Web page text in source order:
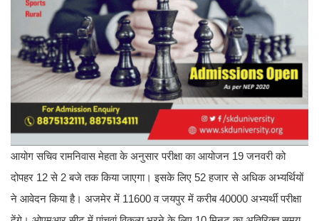
आयोग सचिव रामनिवास मेहता के अनुसार परीक्षा का आयोजन 19 जनवरी को
दोपहर 12 से 2 बजे तक किया जाएगा। इसके लिए 52 हजार से अधिक अभ्यर्थियों
ने आवेदन किया है। अजमेर में 11600 व जयपुर में करीब 40000 अभ्यर्थी परीक्षा